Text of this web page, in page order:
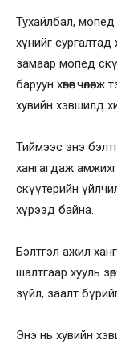
Тухайлбал, мопед
хүнийг сургалтад
замаар мопед
баруун хөвөөг
хувийн хэвшилд
Тиймээс энэ
хангагдаж
скүүтерийн
хүрээд байна.
Бэлтгэл ажил
шалтгаар хууль
зүйл, заалт
Энэ нь хувийн